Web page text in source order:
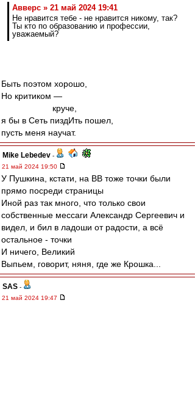
Авверс » 21 май 2024 19:41
Не нравится тебе - не нравится никому, так?
Ты кто по образованию и профессии,
уважаемый?
Быть поэтом хорошо,
Но критиком —
круче,
я бы в Сеть пиздИть пошел,
пусть меня научат.
Mike Lebedev -
21 май 2024 19:50
У Пушкина, кстати, на ВВ тоже точки были
прямо посреди страницы
Иной раз так много, что только свои
собственные мессаги Александр Сергеевич и
видел, и бил в ладоши от радости, а всё
остальное - точки
И ничего, Великий
Выпьем, говорит, няня, где же Крошка...
SAS -
21 май 2024 19:47